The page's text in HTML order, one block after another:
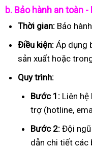
b. Bảo hành an toàn
Thời gian: Bảo
Điều kiện: Áp dụng
sản xuất hoặc
Quy trình:
Bước 1: Liên hệ
trợ (hotline,
Bước 2: Đội
dẫn chi tiết các